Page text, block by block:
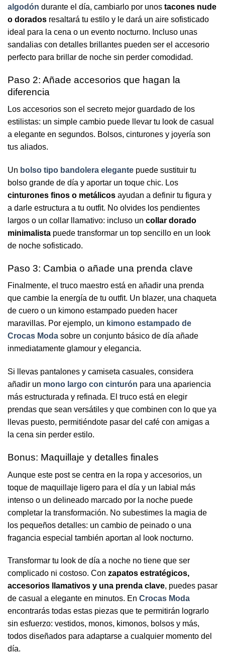
algodón durante el día, cambiarlo por unos tacones nude
o dorados resaltará tu estilo y le dará un aire sofisticado
ideal para la cena o un evento nocturno. Incluso unas
sandalias con detalles brillantes pueden ser el accesorio
perfecto para brillar de noche sin perder comodidad.
Paso 2: Añade accesorios que hagan la
diferencia
Los accesorios son el secreto mejor guardado de los
estilistas: un simple cambio puede llevar tu look de casual
a elegante en segundos. Bolsos, cinturones y joyería son
tus aliados.
Un bolso tipo bandolera elegante puede sustituir tu
bolso grande de día y aportar un toque chic. Los
cinturones finos o metálicos ayudan a definir tu figura y
a darle estructura a tu outfit. No olvides los pendientes
largos o un collar llamativo: incluso un collar dorado
minimalista puede transformar un top sencillo en un look
de noche sofisticado.
Paso 3: Cambia o añade una prenda clave
Finalmente, el truco maestro está en añadir una prenda
que cambie la energía de tu outfit. Un blazer, una chaqueta
de cuero o un kimono estampado pueden hacer
maravillas. Por ejemplo, un kimono estampado de
Crocas Moda sobre un conjunto básico de día añade
inmediatamente glamour y elegancia.
Si llevas pantalones y camiseta casuales, considera
añadir un mono largo con cinturón para una apariencia
más estructurada y refinada. El truco está en elegir
prendas que sean versátiles y que combinen con lo que ya
llevas puesto, permitiéndote pasar del café con amigas a
la cena sin perder estilo.
Bonus: Maquillaje y detalles finales
Aunque este post se centra en la ropa y accesorios, un
toque de maquillaje ligero para el día y un labial más
intenso o un delineado marcado por la noche puede
completar la transformación. No subestimes la magia de
los pequeños detalles: un cambio de peinado o una
fragancia especial también aportan al look nocturno.
Transformar tu look de día a noche no tiene que ser
complicado ni costoso. Con zapatos estratégicos,
accesorios llamativos y una prenda clave, puedes pasar
de casual a elegante en minutos. En Crocas Moda
encontrarás todas estas piezas que te permitirán lograrlo
sin esfuerzo: vestidos, monos, kimonos, bolsos y más,
todos diseñados para adaptarse a cualquier momento del
día.